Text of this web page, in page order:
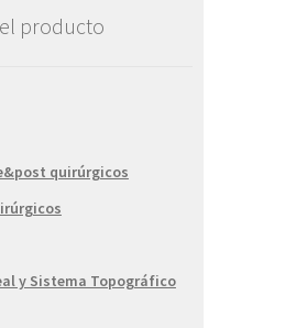
producto
quirúrgicos
y Sistema Topográfico